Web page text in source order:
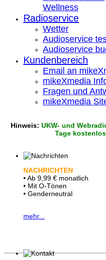
Wellness
Radioservice
Wetter
Audioservice
Audioservice
Kundenbereich
Email an
mikeXmedia
Fragen und
mikeXmedia
Hinweis: UKW- und
Tage
NACHRICHTEN
• Ab 9,99 € monatlich
• Mit O-Tönen
• Genderneutral
mehr...